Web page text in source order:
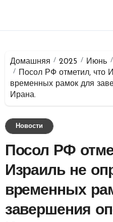
Домашняя 2025 Июнь
Посол РФ отметил, что
временных рамок для
Ирана.
Новости
Посол РФ
Израиль не
временных
завершения